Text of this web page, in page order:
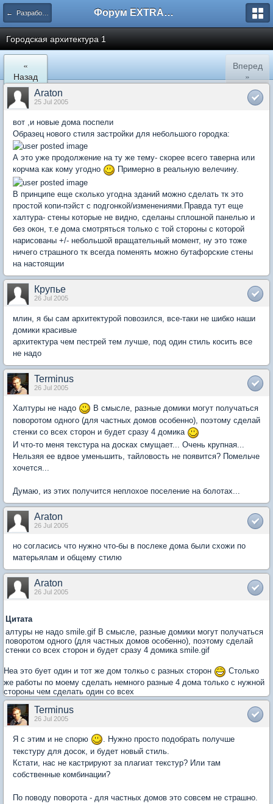
← Разработка Форум EXTRACTOR.ru
Городская архитектура 1
«
Назад
Вперед
»
Araton
25 Jul 2005
вот ,и новые дома поспели
Образец нового стиля застройки для небольшого городка:
А это уже продолжение на ту же тему- скорее всего таверна или
корчма как кому угодно
Примерно в реальную велечину.
В принципе еще сколько угодна зданий можно сделать тк это
простой копи-пэйст с подгонкой/изменениями.Правда тут еще
халтура- стены которые не видно, сделаны сплошной панелью и
без окон, т.е дома смотряться только с той стороны с которой
нарисованы +/- небольшой вращательный момент, ну это тоже
ничего страшного тк всегда поменять можно бутафорские стены
на настоящии
Крупье
26 Jul 2005
млин, я бы сам архитектурой повозился, все-таки не шибко наши
домики красивые
архитектура чем пестрей тем лучше, под один стиль косить все
не надо
Terminus
26 Jul 2005
Халтуры не надо
В смысле, разные домики могут получаться
поворотом одного (для частных домов особенно), поэтому сделай
стенки со всех сторон и будет сразу 4 домика
И что-то меня текстура на досках смущает... Очень крупная...
Нельзяя ее вдвое уменьшить, тайловость не появится? Помельче
хочется...
Думаю, из этих получится неплохое поселение на болотах...
Araton
26 Jul 2005
но согласись что нужно что-бы в послеке дома были схожи по
матерьялам и общему стилю
Araton
26 Jul 2005
Цитата
алтуры не надо smile.gif В смысле, разные домики могут получаться
поворотом одного (для частных домов особенно), поэтому сделай
стенки со всех сторон и будет сразу 4 домика smile.gif
Неа это бует один и тот же дом толкьо с разных сторон
Столько
же работы по моему сделать немного разные 4 дома только с нужной
стороны чем сделать один со всех
Terminus
26 Jul 2005
Я с этим и не спорю
. Нужно просто подобрать получше
текстуру для досок, и будет новый стиль.
Кстати, нас не кастрируют за плагиат текстур? Или там
собственные комбинации?
По поводу поворота - для частных домов это совсем не страшно.